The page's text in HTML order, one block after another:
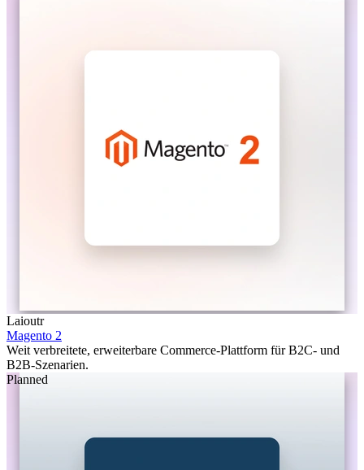
Laioutr
Magento 2
Weit verbreitete, erweiterbare Commerce-Plattform für B2C- und
B2B-Szenarien.
Planned